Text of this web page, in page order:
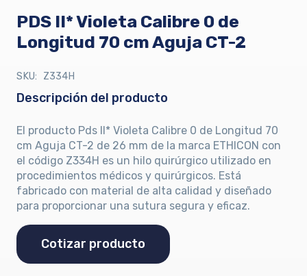
PDS II* Violeta Calibre 0 de
Longitud 70 cm Aguja CT-2
SKU: Z334H
Descripción del producto
El producto Pds II* Violeta Calibre 0 de Longitud 70
cm Aguja CT-2 de 26 mm de la marca ETHICON con
el código Z334H es un hilo quirúrgico utilizado en
procedimientos médicos y quirúrgicos. Está
fabricado con material de alta calidad y diseñado
para proporcionar una sutura segura y eficaz.
Cotizar producto